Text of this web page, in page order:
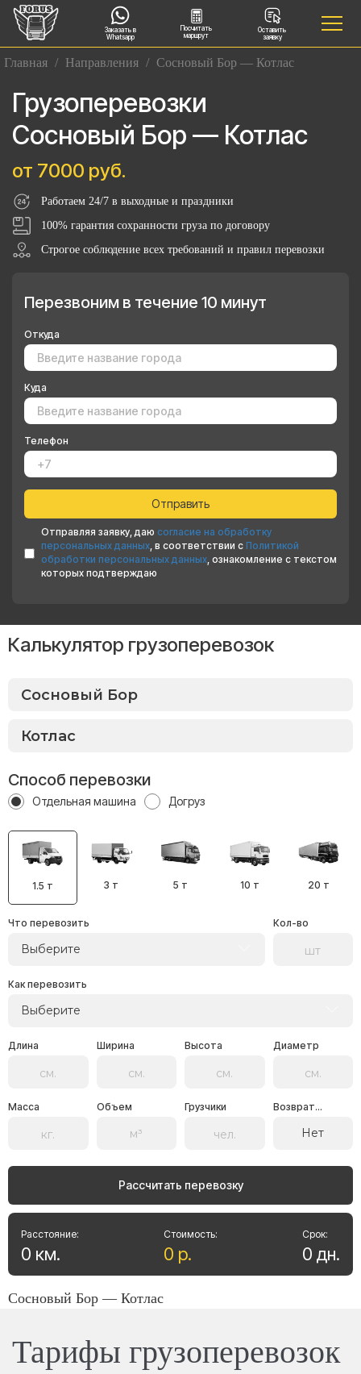
Заказать в
Whatsapp
Посчитать
маршрут
Оставить
заявку
Главная / Направления / Сосновый Бор — Котлас
Грузоперевозки
Сосновый Бор — Котлас
от 7000 руб.
Работаем 24/7 в выходные и праздники
100% гарантия сохранности груза по договору
Строгое соблюдение всех требований и правил перевозки
Перезвоним в течение 10 минут
Откуда
Куда
Телефон
Отправляя заявку, даю согласие на обработку
персональных данных, в соответствии с Политикой
обработки персональных данных, ознакомление с текстом
которых подтверждаю
Калькулятор грузоперевозок
Способ перевозки
Отдельная машина Догруз
1.5 т 3 т 5 т 10 т 20 т
Что перевозить
Выберите
Кол-во
Как перевозить
Выберите
Длина Ширина Высота Диаметр
Масса Объем Грузчики Возврат...
Нет
Рассчитать перевозку
Стоимость:
0 р.
Расстояние:
0 км.
Срок:
0 дн.
Сосновый Бор — Котлас
Тарифы грузоперевозок